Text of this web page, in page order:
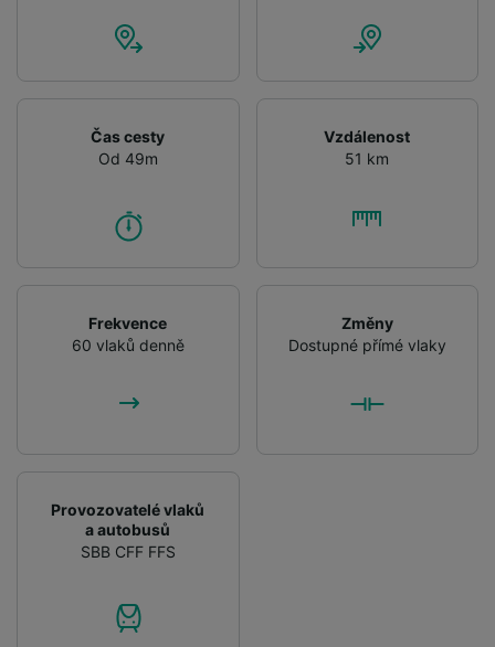
Čas cesty
Od 49m
Vzdálenost
51 km
Frekvence
60 vlaků denně
Změny
Dostupné přímé vlaky
Provozovatelé vlaků
a autobusů
SBB CFF FFS